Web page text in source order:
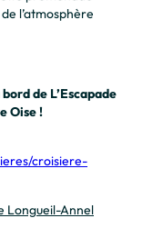
l’atmosphère
de L’Escapade
Oise !
croisiere-
Longueil-Annel